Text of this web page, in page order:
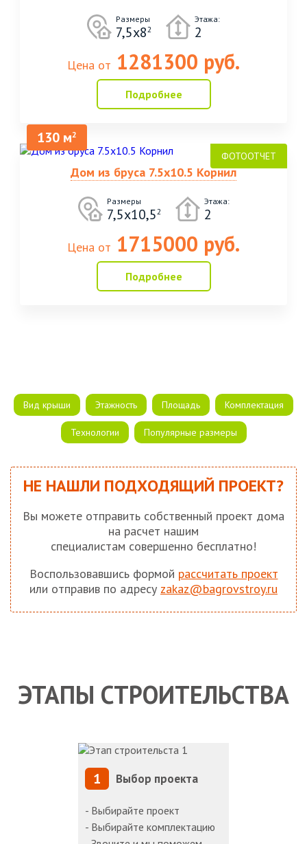
Размеры
7,5х82
Этажа:
2
Цена от 1281300 руб.
Подробнее
130 м2
Дом из бруса 7.5х10.5 Корнил
Размеры
7,5х10,52
Этажа:
2
Цена от 1715000 руб.
Подробнее
Вид крыши Этажность Площадь Комплектация
Технологии Популярные размеры
НЕ НАШЛИ ПОДХОДЯЩИЙ ПРОЕКТ?
Вы можете отправить собственный проект дома
на расчет нашим
специалистам совершенно бесплатно!
Воспользовавшись формой рассчитать проект
или отправив по адресу zakaz@bagrovstroy.ru
ЭТАПЫ СТРОИТЕЛЬСТВА
1 Выбор проекта
- Выбирайте проект
- Выбирайте комплектацию